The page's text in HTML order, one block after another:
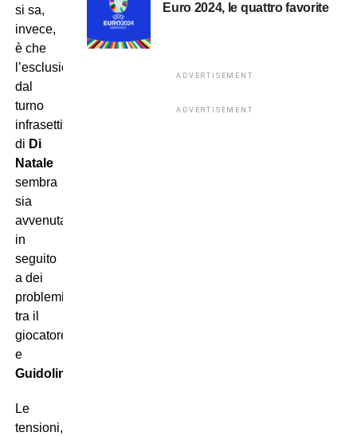
si sa,
invece,
è che
l’esclusione
dal
turno
infrasettimanale
di Di
Natale
sembra
sia
avvenuta
in
seguito
a dei
problemi
tra il
giocatore
e
Guidolin
Le
tensioni,
Euro 2024, le quattro favorite
ADVERTISEMENT
ADVERTISEMENT